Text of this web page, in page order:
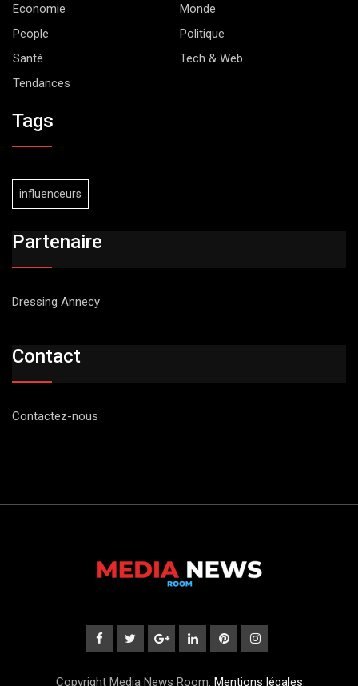
Economie
Monde
People
Politique
Santé
Tech & Web
Tendances
Tags
influenceurs
Partenaire
Dressing Annecy
Contact
Contactez-nous
Copyright Media News Room. Mentions légales